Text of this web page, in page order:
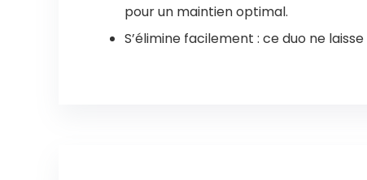
pour un maintien optimal.
S’élimine facilement : ce duo ne